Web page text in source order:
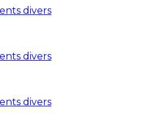
divers
divers
divers